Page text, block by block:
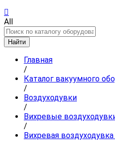
All
Найти
Главная
/
Каталог вакуумного
/
Воздуходувки
/
Вихревые
/
Вихревая